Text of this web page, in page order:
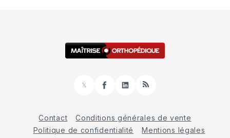
𝕏
FacebookLinkedInRSS
Contact
Conditions générales de vente
Politique de confidentialité
Mentions légales